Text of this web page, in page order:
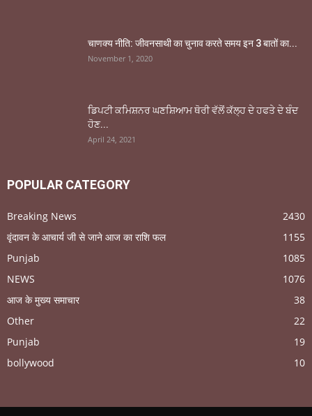
चाणक्य नीति: जीवनसाथी का चुनाव करते समय इन 3 बातों का...
November 1, 2020
ਡਿਪਟੀ ਕਮਿਸ਼ਨਰ ਘਣਸ਼ਿਆਮ ਥੋਰੀ ਵੱਲੋਂ ਕੱਲ੍ਹ ਦੇ ਹਫਤੇ ਦੇ ਬੰਦ
ਹੋਣ...
April 24, 2021
POPULAR CATEGORY
Breaking News
2430
वृंदावन के आचार्य जी से जाने आज का राशि फल
1155
Punjab
1085
NEWS
1076
आज के मुख्य समाचार
38
Other
22
Punjab
19
bollywood
10